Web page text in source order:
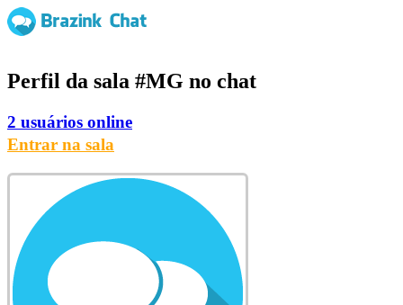
Perfil da sala #MG no chat
2 usuários online
Entrar na sala